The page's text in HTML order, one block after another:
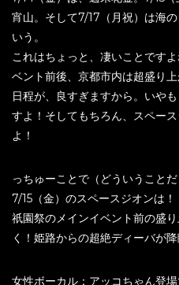
宵山。そして7/17（月祝）は海
いう。
これはちょっと、凄いことです
ベント前後、京都市内は超盛り
日程が、良すぎますから。いや
すよ！そしてもちろん、スペー
よ！
っちゅーことで（どういうこと
7/15（金）のスペースジオンは！
祇園祭のメインイベント前の盛
く！姫路からの超絶ディーバが降
女性ボーカル：アッコちゃん登